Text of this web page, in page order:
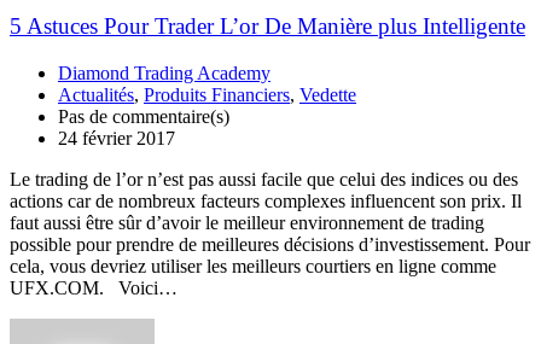
5 Astuces Pour Trader L’or De Manière plus Intelligente
Diamond Trading Academy
Actualités, Produits Financiers, Vedette
Pas de commentaire(s)
24 février 2017
Le trading de l’or n’est pas aussi facile que celui des indices ou des
actions car de nombreux facteurs complexes influencent son prix. Il
faut aussi être sûr d’avoir le meilleur environnement de trading
possible pour prendre de meilleures décisions d’investissement. Pour
cela, vous devriez utiliser les meilleurs courtiers en ligne comme
UFX.COM. Voici…